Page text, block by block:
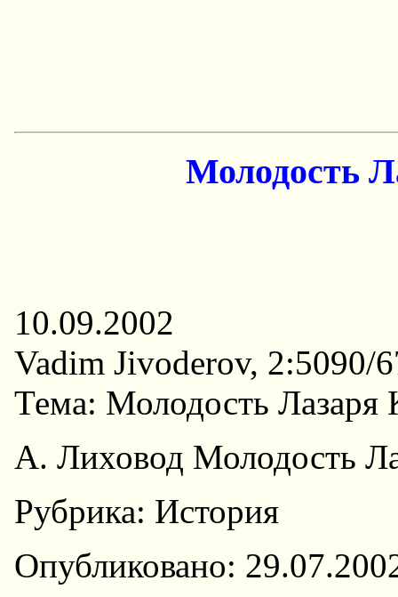
Молодость
10.09.2002
Vadim Jivoderov, 2:5090/
Тема: Молодость Лазаря
А. Лиховод Молодость
Рубрика: История
Опубликовано: